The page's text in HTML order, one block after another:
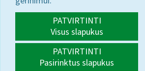
PATVIRTINTI
Visus slapukus
PATVIRTINTI
Pasirinktus slapukus